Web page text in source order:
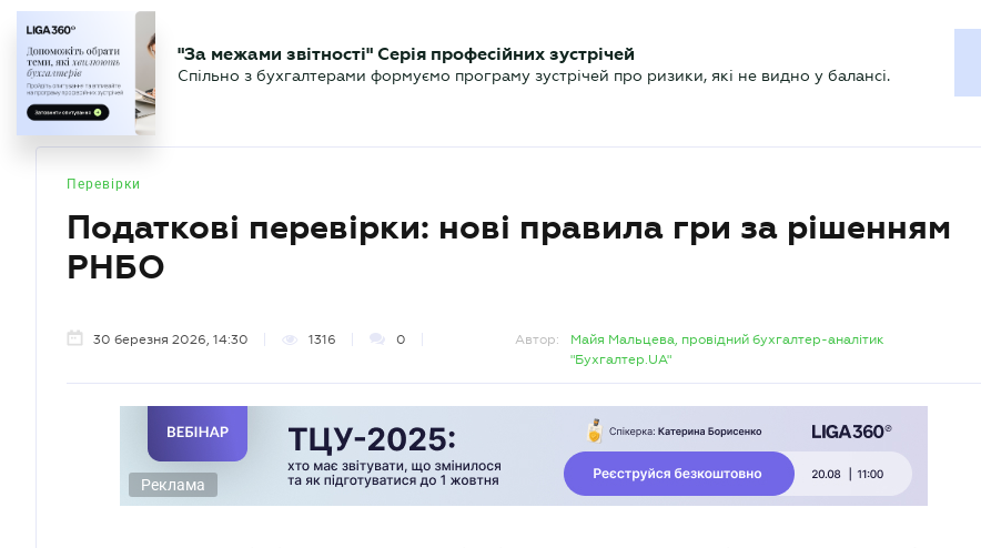
БУХГАЛТЕР Новини Аналітика Календар Актуально
"За межами звітності" Серія професійних зустрічей
Спільно з бухгалтерами формуємо програму зустрічей про ризики, які не видно у балансі.
Перевірки
Податкові перевірки: нові правила гри за рішенням
РНБО
30 березня 2026, 14:30 1316 0 Автор:
Майя Мальцева, провідний бухгалтер-аналітик
"Бухгалтер.UA"
Реклама